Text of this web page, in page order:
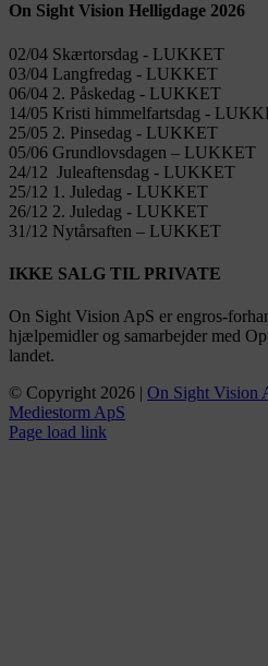
On Sight Vision Helligdage 2026
02/04 Skærtorsdag ​​- LUKKET
03/04 Langfredag ​​- LUKKET
06/04 2. Påskedag ​​- LUKKET
14/05 Kristi himmelfartsdag ​​-
25/05 2. Pinsedag ​​- LUKKET
05/06 Grundlovsdagen – LUKKET
24/12 Juleaftensdag ​​- LUKKET
25/12 1. Juledag ​​- LUKKET
26/12 2. Juledag ​​- LUKKET
31/12 Nytårsaften – LUKKET
IKKE SALG TIL PRIVATE
On Sight Vision ApS er engros-
hjælpemidler og samarbejder med
landet.
© Copyright 2026 | On Sight Vision
Mediestorm ApS
Page load link